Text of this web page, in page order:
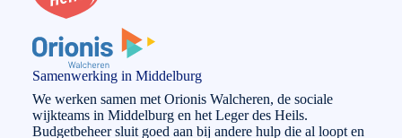
Samenwerking in Middelburg
We werken samen met Orionis Walcheren, de sociale
wijkteams in Middelburg en het Leger des Heils.
Budgetbeheer sluit goed aan bij andere hulp die al loopt en